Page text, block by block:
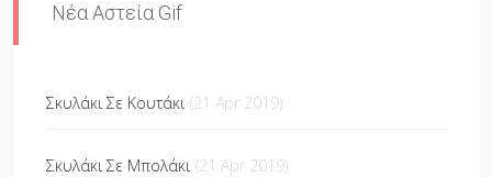
Νέα Αστεία Gif
Σκυλάκι Σε Κουτάκι (21 Apr 2019)
Σκυλάκι Σε Μπολάκι (21 Apr 2019)